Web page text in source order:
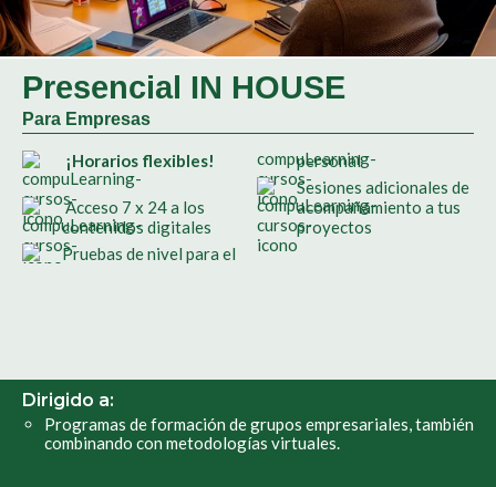
Presencial IN HOUSE
Para Empresas
¡Horarios flexibles!
Acceso 7 x 24 a los
contenidos digitales
Pruebas de nivel para el
personal
Sesiones adicionales de
acompañamiento a tus
proyectos
Dirigido a:
Programas de formación de grupos empresariales, también
combinando con metodologías virtuales.